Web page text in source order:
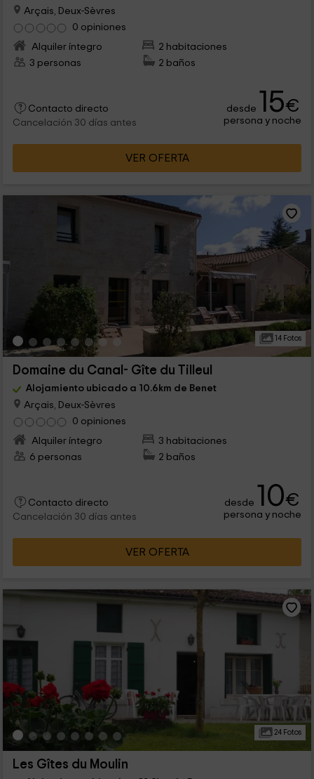
Arçais, Deux-Sèvres
0 opiniones
Alquiler íntegro
2 habitaciones
3 personas
2 baños
Contacto directo
Cancelación 30 días antes
desde 15€
persona y noche
VER OFERTA
14 Fotos
Domaine du Canal- Gîte du Tilleul
Alojamiento ubicado a 10.6km de Benet
Arçais, Deux-Sèvres
0 opiniones
Alquiler íntegro
3 habitaciones
6 personas
2 baños
Contacto directo
Cancelación 30 días antes
desde 10€
persona y noche
VER OFERTA
24 Fotos
Les Gîtes du Moulin